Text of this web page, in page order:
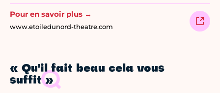
Pour en savoir plus →
www.etoiledunord-theatre.com
« Qu'il fait beau cela vous
suffit »